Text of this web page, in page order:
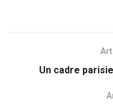
Un cadre